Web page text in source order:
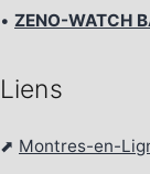
• ZENO-WATCH
Liens
⬈ Montres-en-